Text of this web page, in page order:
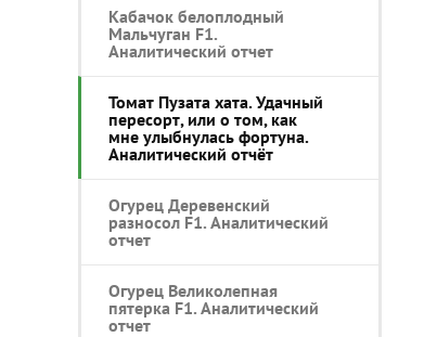
Кабачок белоплодный
Мальчуган F1.
Аналитический отчет
Томат Пузата хата. Удачный
пересорт, или о том, как
мне улыбнулась фортуна.
Аналитический отчёт
Огурец Деревенский
разносол F1. Аналитический
отчет
Огурец Великолепная
пятерка F1. Аналитический
отчет